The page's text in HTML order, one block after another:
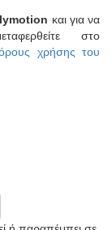
και για να
στο
χρήσης του